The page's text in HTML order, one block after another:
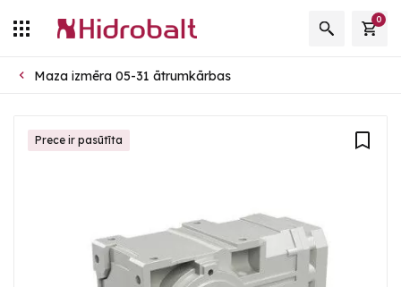
0
Maza izmēra 05-31 ātrumkārbas
Prece ir pasūtīta